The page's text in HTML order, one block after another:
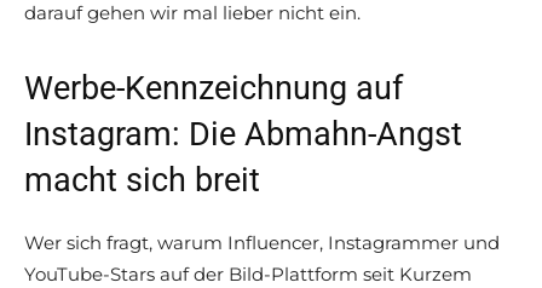
darauf gehen wir mal lieber nicht ein.
Werbe-Kennzeichnung auf
Instagram: Die Abmahn-Angst
macht sich breit
Wer sich fragt, warum Influencer, Instagrammer und
YouTube-Stars auf der Bild-Plattform seit Kurzem